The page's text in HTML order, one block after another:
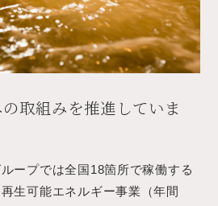
取組みを推進していま
ープでは全国18箇所で稼働する
生可能エネルギー事業（年間